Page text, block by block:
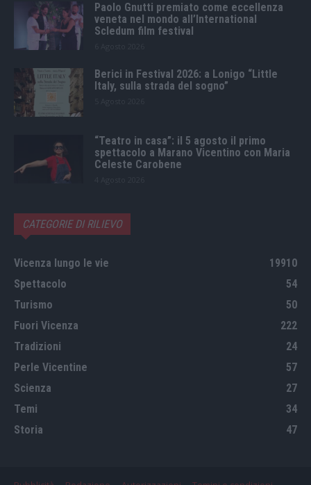
Paolo Gnutti premiato come eccellenza
veneta nel mondo all’International
Scledum film festival
Berici in Festival 2026: a Lonigo “Little
Italy, sulla strada del sogno”
“Teatro in casa”: il 5 agosto il primo
spettacolo a Marano Vicentino con Maria
Celeste Carobene
CATEGORIE DI RILIEVO
Vicenza lungo le vie
19910
Spettacolo
54
Turismo
50
Fuori Vicenza
222
Tradizioni
24
Perle Vicentine
57
Scienza
27
Temi
34
Storia
47